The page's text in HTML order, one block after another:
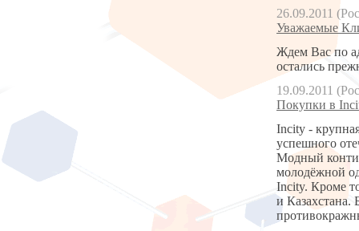
26.09.2011
Уважаемые
Ждем Вас по
остались
19.09.2011
Покупки в
Incity -
успешного
Модный
молодёжной
Incity. Кроме
и Казахстана.